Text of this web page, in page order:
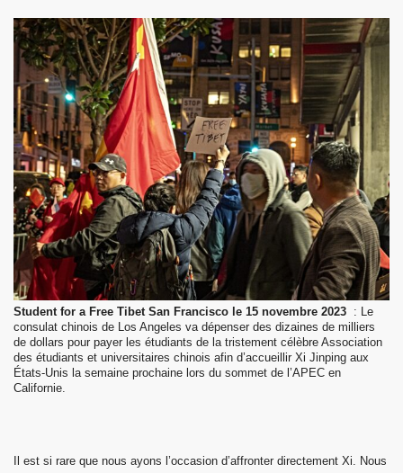
Student for a Free Tibet San Francisco le 15 novembre 2023 : Le
consulat chinois de Los Angeles va dépenser des dizaines de milliers
de dollars pour payer les étudiants de la tristement célèbre Association
des étudiants et universitaires chinois afin d’accueillir Xi Jinping aux
États-Unis la semaine prochaine lors du sommet de l’APEC en
Californie.
Il est si rare que nous ayons l’occasion d’affronter directement Xi. Nous
Rinpoché au Népal.